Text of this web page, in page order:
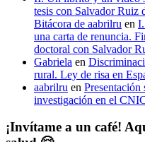
tesis con Salvador Ruiz
Bitácora de aabrilru en
una carta de renuncia.
doctoral con Salvador
Gabriela en
rural. Ley de risa en
aabrilru en Presentación
investigación en el
¡Invítame a un café!